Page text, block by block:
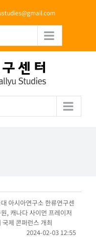
아시아연구소 한류연구센
, 캐나다 사이먼 프레이저
제 콘퍼런스 개최
2024-02-03 12:55